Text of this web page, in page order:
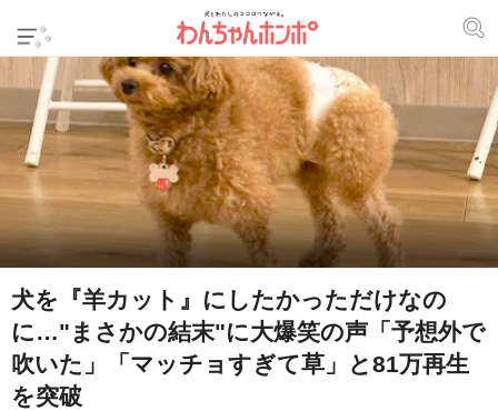
犬を『羊カット』にしたかっただけなの
に…"まさかの結末"に大爆笑の声「予想外で
吹いた」「マッチョすぎて草」と81万再生
を突破